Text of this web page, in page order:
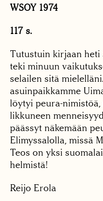
WSOY 1974
117 s.
Tutustuin kirjaan heti
teki minuun
selailen sitä
asuinpaikkamme
löytyi peura-
likkuneen
päässyt näkemään
Elimyssalolla, missä
Teos on yksi
helmistä!
Reijo Erola